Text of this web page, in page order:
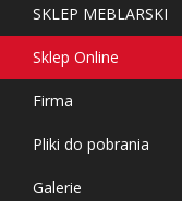
SKLEP MEBLARSKI
Sklep Online
Firma
Pliki do pobrania
Galerie